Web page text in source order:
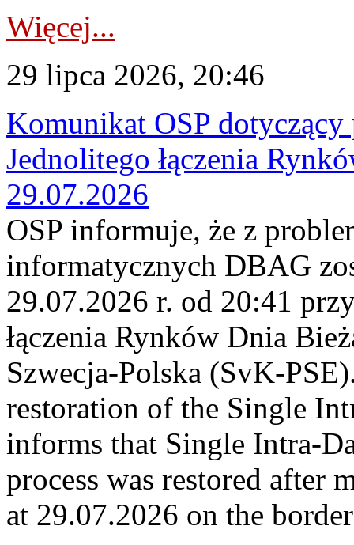
Więcej...
29 lipca 2026, 20:46
Komunikat OSP
Jednolitego łączenia
29.07.2026
OSP informuje, że z
informatycznych DBAG
29.07.2026 r. od 20:41
łączenia Rynków Dnia
Szwecja-Polska (SvK-
restoration of the Single
informs that Single Intra-
process was restored after
at 29.07.2026 on the